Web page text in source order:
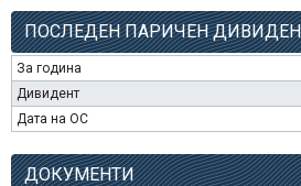
ПОСЛЕДЕН ПАРИЧЕН
За година
Дивидент
Дата на ОС
ДОКУМЕНТИ